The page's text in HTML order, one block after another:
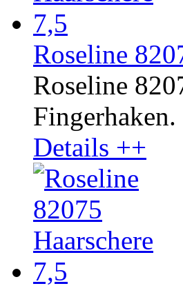
Roseline
Roseline
Details ++